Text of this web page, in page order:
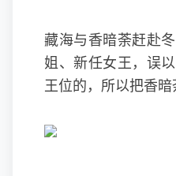
藏海与香暗荼赶赴
姐、新任女王，误
王位的，所以把香暗